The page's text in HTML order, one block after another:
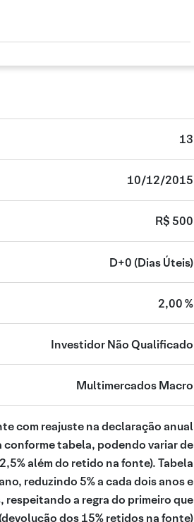
13
10/12/2015
R$ 500
D+0 (Dias Úteis)
2,00 %
Investidor Não Qualificado
Multimercados Macro
com reajuste na declaração anual
tabela, podendo variar de
além do retido na fonte). Tabela
reduzindo 5% a cada dois anos e
respeitando a regra do primeiro que
(devolução dos 15% retidos na fonte)